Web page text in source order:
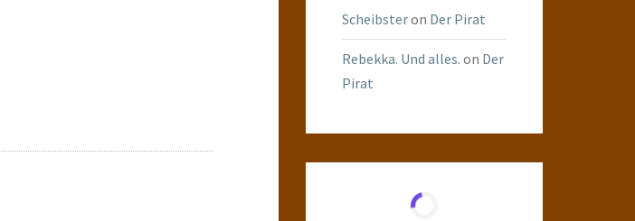
Scheibsteron Der Pirat
Rebekka. Und alles. on Der
Pirat